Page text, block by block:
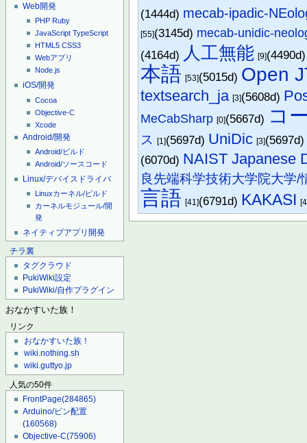
Web開発
PHP Ruby
JavaScript TypeScript
HTML5 CSS3
Webアプリ
Node.js
iOS/開発
Cocoa
Objective-C
Xcode
Android/開発
Android/ビルド
Android/ソースコード
Linux/デバイスドライバ
Linuxカーネル/ビルド
カーネルモジュール/開
発
ネイティブアプリ開発
チラ裏
タグクラウド
PukiWiki設定
PukiWiki/自作プラグイン
おなかすいた族！
リンク
おなかすいた族！
wiki.nothing.sh
wiki.guttyo.jp
人気の50件
FrontPage(284865)
Arduino/ピン配置
(160568)
Objective-C(75906)
(1444d) mecab-ipadic-
[55](3145d) mecab-unidic-
(4164d) 人工無能 [9]
本語 [53](5015d) Open
textsearch_ja [3](5608d)
MeCabSharp [0](5667d) コ
ス [1](5697d) UniDic [3]
(6070d) NAIST Japanese
良先端科学技術大学院大学
言語 [41](6791d) KAKASI